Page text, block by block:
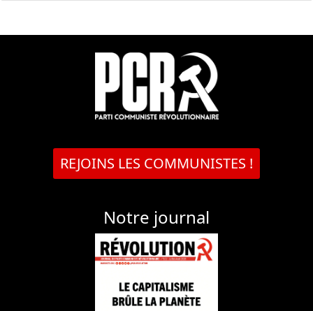
REJOINS LES COMMUNISTES !
Notre journal